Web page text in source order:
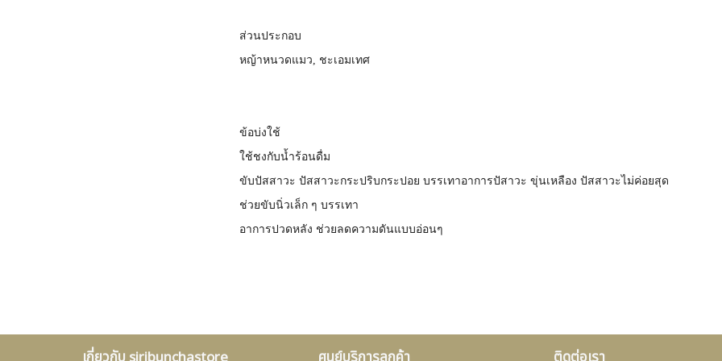
ส่วนประกอบ
หญ้าหนวดแมว, ชะเอมเทศ
ข้อบ่งใช้
ใช้ชงกับน้ำร้อนดื่ม
ขับปัสสาวะ ปัสสาวะกระปริบกระปอย บรรเทาอาการปัสาวะ ขุ่นเหลือง ปัสสาวะไม่ค่อยสุด
ช่วยขับนิ่วเล็ก ๆ บรรเทา
อาการปวดหลัง ช่วยลดความดันแบบอ่อนๆ